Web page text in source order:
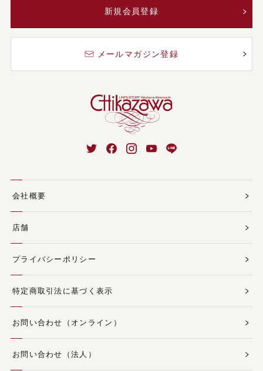
新規会員登録
メールマガジン登録
会社概要
店舗
プライバシーポリシー
特定商取引法に基づく表示
お問い合わせ（オンライン）
お問い合わせ（法人）